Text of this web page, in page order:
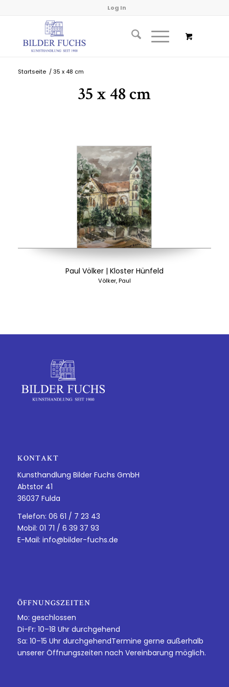
Log In
Startseite / 35 x 48 cm
35 x 48 cm
Paul Völker | Kloster Hünfeld
Völker, Paul
KONTAKT
Kunsthandlung Bilder Fuchs GmbH
Abtstor 41
36037 Fulda
Telefon: 06 61 / 7 23 43
Mobil: 01 71 / 6 39 37 93
E-Mail: info@bilder-fuchs.de
ÖFFNUNGSZEITEN
Mo: geschlossen
Di-Fr: 10–18 Uhr durchgehend
Sa: 10–15 Uhr durchgehendTermine gerne außerhalb
unserer Öffnungszeiten nach Vereinbarung möglich.